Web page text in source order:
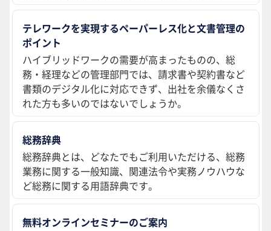
テレワークを実現するペーパーレス化と文書管理の
ポイント
ハイブリッドワークの需要が高まったものの、総
務・経理などの管理部門では、請求書や契約書など
書類のデジタル化に対応できず、出社を余儀なくさ
れた方も多いのではないでしょうか。
総務辞典
総務辞典とは、どなたでもご利用いただける、総務
業務に関する一般知識、関連法令や実務ノウハウな
ど総務に関する用語辞典です。
無料オンラインセミナーのご案内